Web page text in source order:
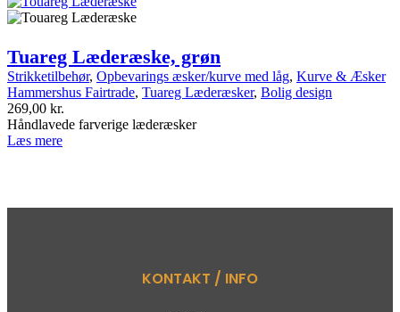
Tuareg Læderæske, grøn
Strikketilbehør, Opbevarings æsker/kurve med låg, Kurve & Æsker
Hammershus Fairtrade, Tuareg Læderæsker, Bolig design
269,00 kr.
Håndlavede farverige læderæsker
Læs mere
KONTAKT / INFO